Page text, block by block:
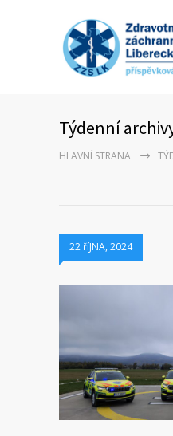
Týdenní
HLAVNÍ STRANA
22 říJNA, 2024